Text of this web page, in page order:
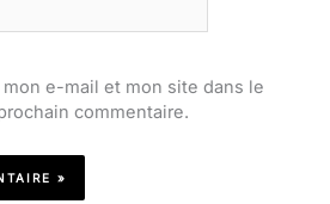
e-mail et mon site dans le
commentaire.